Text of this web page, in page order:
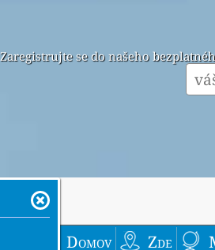
Domov Zde
Zaregistrujte se do našeho